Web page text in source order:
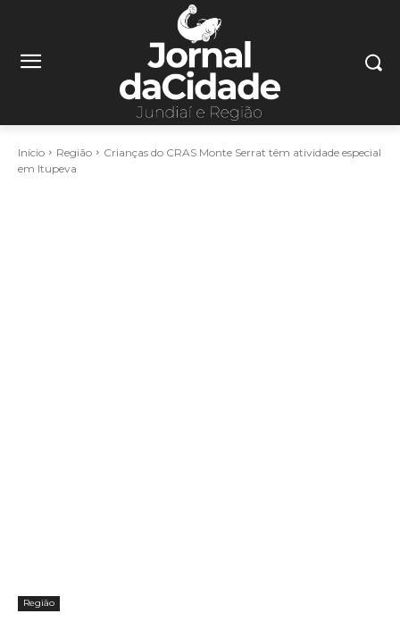
Início Região
Crianças do CRAS Monte Serrat têm atividade especial
em Itupeva
Região